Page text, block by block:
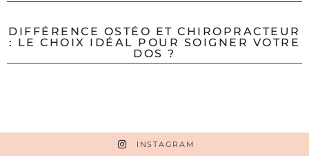
DIFFÉRENCE OSTÉO ET CHIROPRACTEUR
: LE CHOIX IDÉAL POUR SOIGNER VOTRE
DOS ?
INSTAGRAM